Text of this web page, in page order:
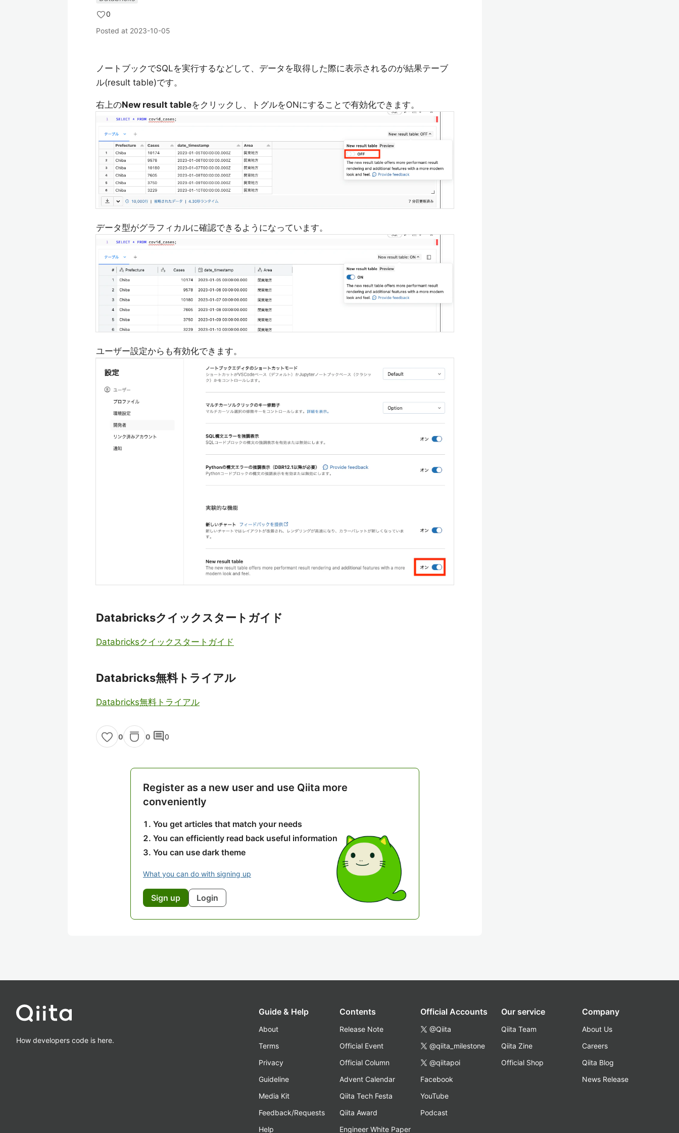
0
Posted at 2023-10-05
ノートブックでSQLを実行するなどして、データを取得した際に表示されるのが結果テーブ
ル(result table)です。
右上のNew result tableをクリックし、トグルをONにすることで有効化できます。
データ型がグラフィカルに確認できるようになっています。
ユーザー設定からも有効化できます。
Databricksクイックスタートガイド
Databricksクイックスタートガイド
Databricks無料トライアル
Databricks無料トライアル
0 0 comment0
Register as a new user and use Qiita more
conveniently
You get articles that match your needs
You can efficiently read back useful information
You can use dark theme
What you can do with signing up
Sign up Login
How developers code is here.
Guide & Help
About
Terms
Privacy
Guideline
Media Kit
Feedback/Requests
Help
Contents
Release Note
Official Event
Official Column
Advent Calendar
Qiita Tech Festa
Qiita Award
Engineer White Paper
Official Accounts
@Qiita
@qiita_milestone
@qiitapoi
Facebook
YouTube
Podcast
Our service
Qiita Team
Qiita Zine
Official Shop
Company
About Us
Careers
Qiita Blog
News Release